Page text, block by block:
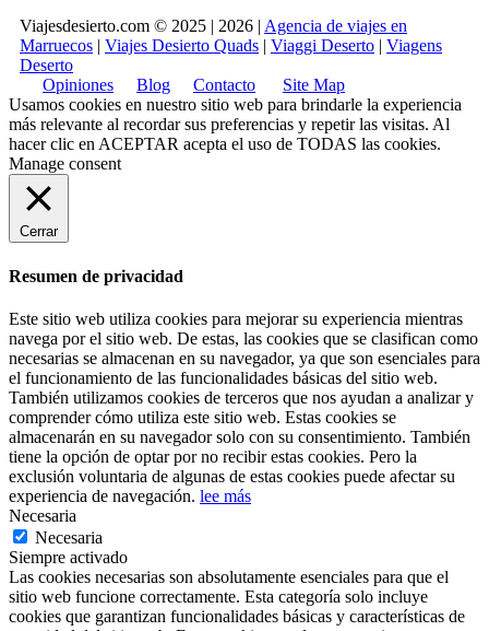
Viajesdesierto.com © 2025 | 2026 | Agencia de viajes en
Marruecos | Viajes Desierto Quads | Viaggi Deserto | Viagens
Deserto
Opiniones
Blog Contacto
Site Map
Usamos cookies en nuestro sitio web para brindarle la experiencia
más relevante al recordar sus preferencias y repetir las visitas. Al
hacer clic en ACEPTAR acepta el uso de TODAS las cookies.
Manage consent
Cerrar
Resumen de privacidad
Este sitio web utiliza cookies para mejorar su experiencia mientras
navega por el sitio web. De estas, las cookies que se clasifican como
necesarias se almacenan en su navegador, ya que son esenciales para
el funcionamiento de las funcionalidades básicas del sitio web.
También utilizamos cookies de terceros que nos ayudan a analizar y
comprender cómo utiliza este sitio web. Estas cookies se
almacenarán en su navegador solo con su consentimiento. También
tiene la opción de optar por no recibir estas cookies. Pero la
exclusión voluntaria de algunas de estas cookies puede afectar su
experiencia de navegación. lee más
Necesaria
Necesaria
Siempre activado
Las cookies necesarias son absolutamente esenciales para que el
sitio web funcione correctamente. Esta categoría solo incluye
cookies que garantizan funcionalidades básicas y características de